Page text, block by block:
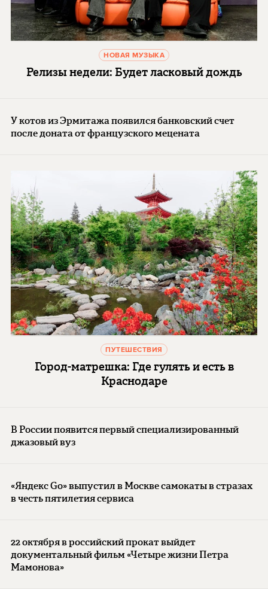
НОВАЯ МУЗЫКА
Релизы недели: Будет ласковый дождь
У котов из Эрмитажа появился банковский счет
после доната от французского мецената
ПУТЕШЕСТВИЯ
Город-матрешка: Где гулять и есть в
Краснодаре
В России появится первый специализированный
джазовый вуз
«Яндекс Go» выпустил в Москве самокаты в стразах
в честь пятилетия сервиса
22 октября в российский прокат выйдет
документальный фильм «Четыре жизни Петра
Мамонова»